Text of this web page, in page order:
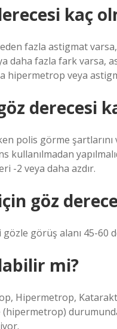
kaç
fazla astigmat
daha fazla fark varsa,
hipermetrop veya
derecesi
polis görme
kullanılmadan
-2 veya daha azdır.
göz
görüş alanı 45-60
mi?
Hipermetrop,
(hipermetrop)